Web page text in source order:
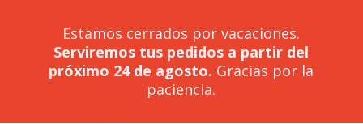
Estamos cerrados por vacaciones.
Serviremos tus pedidos a partir del
próximo 24 de agosto. Gracias por la
paciencia.